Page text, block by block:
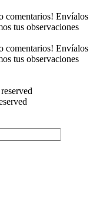
comentarios! Envíalos
tus observaciones
comentarios! Envíalos
tus observaciones